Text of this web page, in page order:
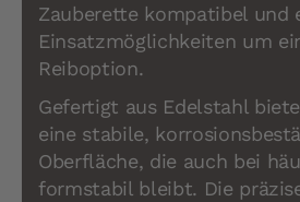
Zauberette kompatibel und
Einsatzmöglichkeiten um
Reiboption.
Gefertigt aus Edelstahl
eine stabile,
Oberfläche, die auch bei
formstabil bleibt. Die